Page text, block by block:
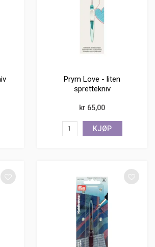
Prym Love - liten
sprettekniv
kr 65,00
KJØP